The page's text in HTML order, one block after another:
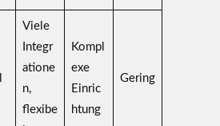
Viele
Integr
atione
n,
flexibe
Kompl
exe
Einric
htung
Gering